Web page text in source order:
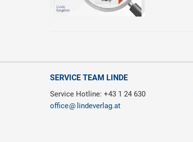
SERVICE TEAM LINDE
Service Hotline: +43 1 24 630
office
lindeverlag.at